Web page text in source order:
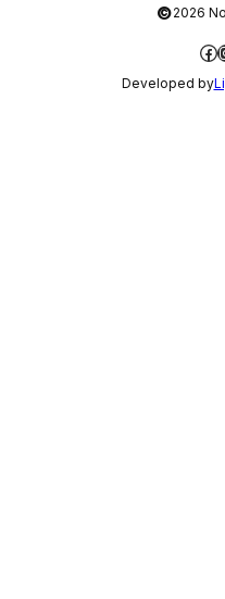
©2026
Developed by